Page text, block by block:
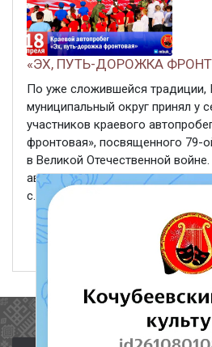
«ЭХ, ПУТЬ-ДОРОЖКА
По уже сложившейся традиции,
муниципальный округ принял у
участников краевого
фронтовая», посвященного
в Великой Отечественной
автоколонны посетили с.
с.Балахоновское. По традиции ...
Полезные